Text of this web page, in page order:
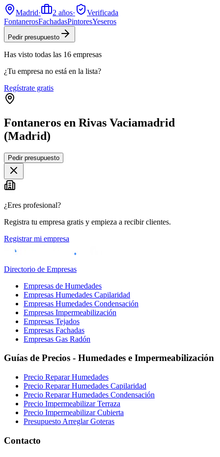
Madrid· 2 años·
Verificada
FontanerosFachadasPintoresYeseros
Pedir presupuesto
Has visto todas las 16 empresas
¿Tu empresa no está en la lista?
Regístrate gratis
Fontaneros en Rivas Vaciamadrid
(Madrid)
+
−
Pedir presupuesto
¿Eres profesional?
Registra tu empresa gratis y empieza a recibir clientes.
Registrar mi empresa
Directorio de Empresas
Empresas de Humedades
Empresas Humedades Capilaridad
Empresas Humedades Condensación
Empresas Impermeabilización
Empresas Tejados
Empresas Fachadas
Empresas Gas Radón
Guías de Precios - Humedades e Impermeabilización
Precio Reparar Humedades
Precio Reparar Humedades Capilaridad
Precio Reparar Humedades Condensación
Precio Impermeabilizar Terraza
Precio Impermeabilizar Cubierta
Presupuesto Arreglar Goteras
Contacto